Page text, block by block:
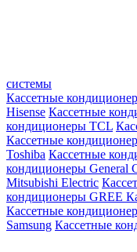
системы
Кассетные
Hisense Кассетные
кондиционеры TCL
Кассетные
Toshiba Кассетные
кондиционеры General
Mitsubishi Electric
кондиционеры GREE
Кассетные
Samsung Кассетные